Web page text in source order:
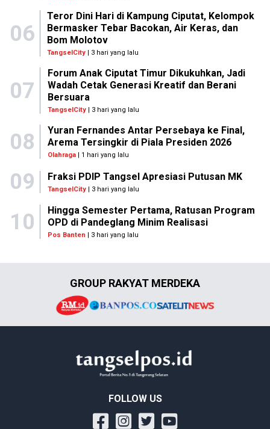
06
Teror Dini Hari di Kampung Ciputat, Kelompok
Bermasker Tebar Bacokan, Air Keras, dan
Bom Molotov
TangselCity | 3 hari yang lalu
07
Forum Anak Ciputat Timur Dikukuhkan, Jadi
Wadah Cetak Generasi Kreatif dan Berani
Bersuara
TangselCity| 3 hari yang lalu
08
Yuran Fernandes Antar Persebaya ke Final,
Arema Tersingkir di Piala Presiden 2026
Olahraga| 1 hari yang lalu
09 Fraksi PDIP Tangsel Apresiasi Putusan MK
TangselCity | 3 hari yang lalu
10
Hingga Semester Pertama, Ratusan Program
OPD di Pandeglang Minim Realisasi
Pos Banten | 3 hari yang lalu
GROUP RAKYAT MERDEKA
FOLLOW US